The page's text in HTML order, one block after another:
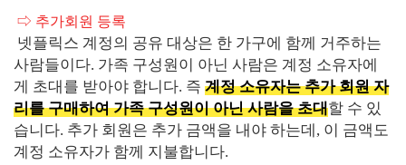
⇨ 추가회원 등록
넷플릭스 계정의 공유 대상은 한 가구에 함께 거주하는
사람들이다. 가족 구성원이 아닌 사람은 계정 소유자에
게 초대를 받아야 합니다. 즉 계정 소유자는 추가 회원 자
리를 구매하여 가족 구성원이 아닌 사람을 초대할 수 있
습니다. 추가 회원은 추가 금액을 내야 하는데, 이 금액도
계정 소유자가 함께 지불합니다.